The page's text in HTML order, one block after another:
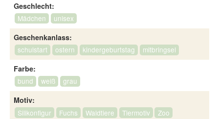
Geschlecht:
Mädchen
unisex
Geschenkanlass:
schulstart
ostern kindergeburtstag
mitbringsel
Farbe:
bund
weiß
grau
Motiv:
Silikonfigur
Fuchs Waldtiere Tiermotiv
Zoo